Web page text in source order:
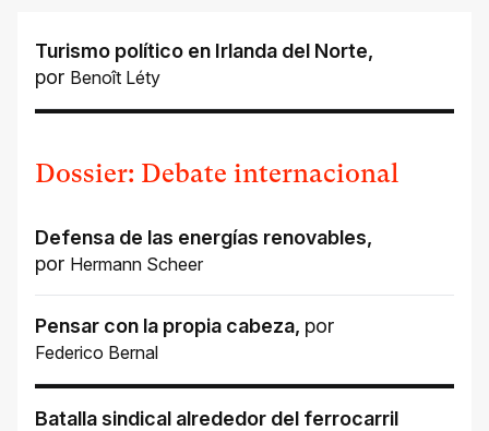
Turismo político en Irlanda del Norte,
por Benoît Léty
Dossier: Debate internacional
Defensa de las energías renovables,
por Hermann Scheer
Pensar con la propia cabeza, por
Federico Bernal
Batalla sindical alrededor del ferrocarril